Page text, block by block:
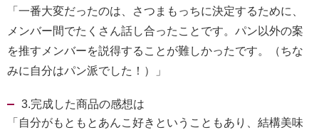
「一番大変だったのは、さつまもっちに決定するために、
メンバー間でたくさん話し合ったことです。パン以外の案
を推すメンバーを説得することが難しかったです。（ちな
みに自分はパン派でした！）」
3.完成した商品の感想は
「自分がもともとあんこ好きということもあり、結構美味